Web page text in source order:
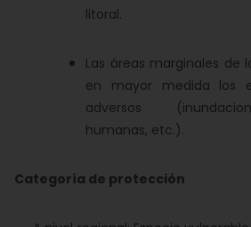
litoral.
Las áreas marginales de
en mayor medida los
adversos
humanas, etc.).
Categoría de protección